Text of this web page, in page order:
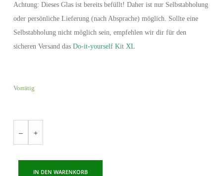
Achtung: Dieses Glas ist bereits befüllt! Daher ist nur Selbstabholung
oder persönliche Lieferung (nach Absprache) möglich. Sollte eine
Selbstabholung nicht möglich sein, empfehlen wir dir für den
sicheren Versand das Do-it-yourself Kit XL
Vorrätig
– +
IN DEN WARENKORB